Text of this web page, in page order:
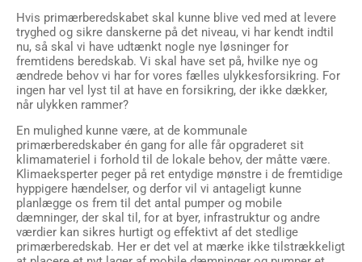
Hvis primærberedskabet skal kunne blive ved med at levere
tryghed og sikre danskerne på det niveau, vi har kendt indtil
nu, så skal vi have udtænkt nogle nye løsninger for
fremtidens beredskab. Vi skal have set på, hvilke nye og
ændrede behov vi har for vores fælles ulykkesforsikring. For
ingen har vel lyst til at have en forsikring, der ikke dækker,
når ulykken rammer?
En mulighed kunne være, at de kommunale
primærberedskaber én gang for alle får opgraderet sit
klimamateriel i forhold til de lokale behov, der måtte være.
Klimaeksperter peger på ret entydige mønstre i de fremtidige
hyppigere hændelser, og derfor vil vi antageligt kunne
planlægge os frem til det antal pumper og mobile
dæmninger, der skal til, for at byer, infrastruktur og andre
værdier kan sikres hurtigt og effektivt af det stedlige
primærberedskab. Her er det vel at mærke ikke tilstrækkeligt